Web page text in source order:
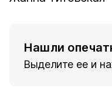
Нашли
Выделите ее и